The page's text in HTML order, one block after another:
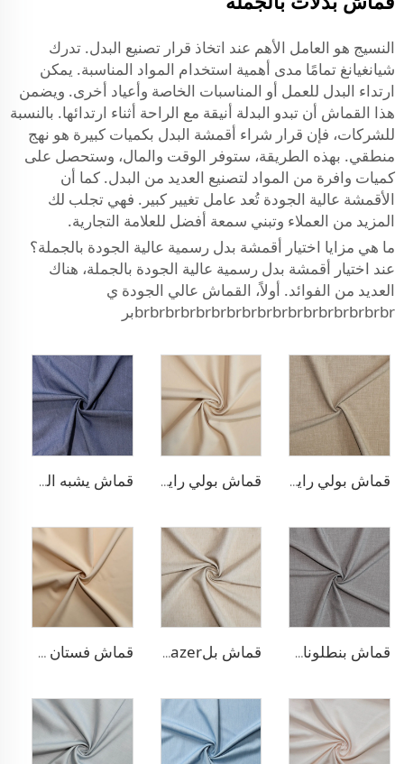
النسيج هو العامل الأهم عند اتخاذ قرار تصنيع البدل. تدرك
شيانغيانغ تمامًا مدى أهمية استخدام المواد المناسبة. يمكن
ارتداء البدل للعمل أو المناسبات الخاصة وأعياد أخرى. ويضمن
هذا القماش أن تبدو البدلة أنيقة مع الراحة أثناء ارتدائها. بالنسبة
للشركات، فإن قرار شراء أقمشة البدل بكميات كبيرة هو نهج
منطقي. بهذه الطريقة، ستوفر الوقت والمال، وستحصل على
كميات وافرة من المواد لتصنيع العديد من البدل. كما أن
الأقمشة عالية الجودة تُعد عامل تغيير كبير. فهي تجلب لك
المزيد من العملاء وتبني سمعة أفضل للعلامة التجارية.
ما هي مزايا اختيار أقمشة بدل رسمية عالية الجودة بالجملة؟
عند اختيار أقمشة بدل رسمية عالية الجودة بالجملة، هناك
العديد من الفوائد. أولاً، القماش عالي الجودة ي
brbrbrbrbrbrbrbrbrbrbrbrbrbrbrbrbrبر
قماش بولي رايون مطاطي للبناطلين قماش بولي رايون لسترة البلازر قماش يشبه الدنيم من البوليستر والرايون
قماش بنطلونات TR قابل للتمدد بأربعة اتجاهات قماش بلazer يشبه الكتان من مادة TR قماش فستان منسوج مزدوج من مادة TR